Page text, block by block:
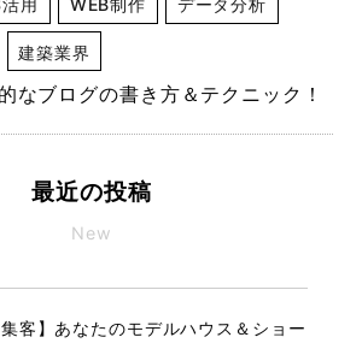
用 WEB制作 データ分析
建築業界
なブログの書き方＆テクニック！
最近の投稿
New
集客】あなたのモデルハウス＆ショー